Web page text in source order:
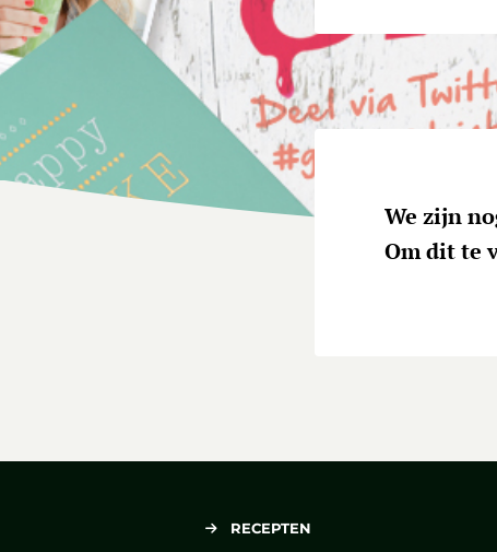
We zijn
Om dit te
RECEPTEN